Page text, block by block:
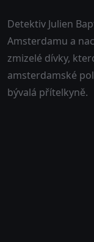
Detektiv Julien
Amsterdamu a
zmizelé dívky,
amsterdamské
bývalá přítelkyně.